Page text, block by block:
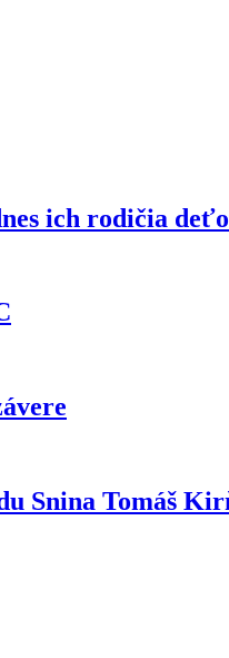
ich rodičia
Snina Tomáš